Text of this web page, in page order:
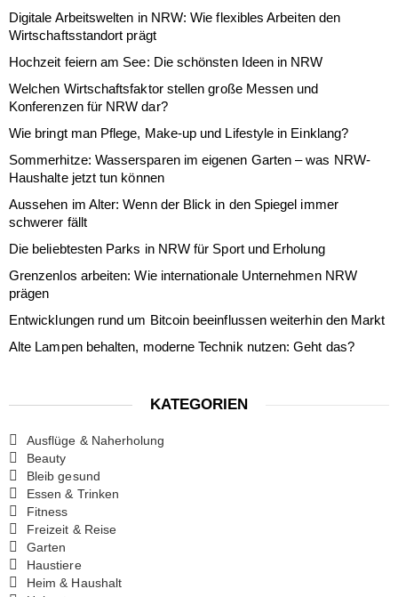
Digitale Arbeitswelten in NRW: Wie flexibles Arbeiten den
Wirtschaftsstandort prägt
Hochzeit feiern am See: Die schönsten Ideen in NRW
Welchen Wirtschaftsfaktor stellen große Messen und
Konferenzen für NRW dar?
Wie bringt man Pflege, Make-up und Lifestyle in Einklang?
Sommerhitze: Wassersparen im eigenen Garten – was NRW-
Haushalte jetzt tun können
Aussehen im Alter: Wenn der Blick in den Spiegel immer
schwerer fällt
Die beliebtesten Parks in NRW für Sport und Erholung
Grenzenlos arbeiten: Wie internationale Unternehmen NRW
prägen
Entwicklungen rund um Bitcoin beeinflussen weiterhin den Markt
Alte Lampen behalten, moderne Technik nutzen: Geht das?
KATEGORIEN
Ausflüge & Naherholung
Beauty
Bleib gesund
Essen & Trinken
Fitness
Freizeit & Reise
Garten
Haustiere
Heim & Haushalt